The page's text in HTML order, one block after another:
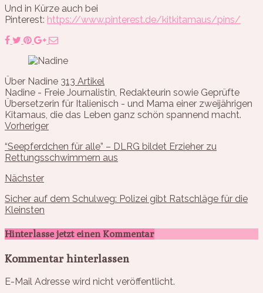
Und in Kürze auch bei
Pinterest: https://www.pinterest.de/kitkitamaus/pins/
Über Nadine 313 Artikel
Nadine - Freie Journalistin, Redakteurin sowie Geprüfte
Übersetzerin für Italienisch - und Mama einer zweijährigen
Kitamaus, die das Leben ganz schön spannend macht.
Vorheriger
“Seepferdchen für alle” – DLRG bildet Erzieher zu
Rettungsschwimmern aus
Nächster
Sicher auf dem Schulweg: Polizei gibt Ratschläge für die
Kleinsten
Hinterlasse jetzt einen Kommentar
Kommentar hinterlassen
E-Mail Adresse wird nicht veröffentlicht.